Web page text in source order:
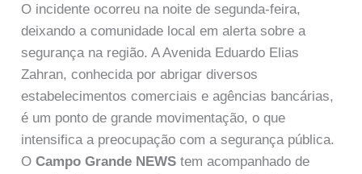
O incidente ocorreu na noite de segunda-feira,
deixando a comunidade local em alerta sobre a
segurança na região. A Avenida Eduardo Elias
Zahran, conhecida por abrigar diversos
estabelecimentos comerciais e agências bancárias,
é um ponto de grande movimentação, o que
intensifica a preocupação com a segurança pública.
OCampo Grande NEWS tem acompanhado de